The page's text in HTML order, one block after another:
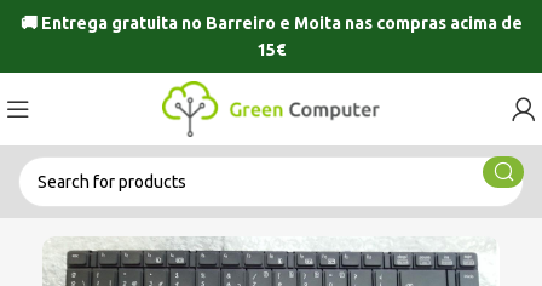
🚚 Entrega gratuita no Barreiro e Moitanas compras acima de
15€